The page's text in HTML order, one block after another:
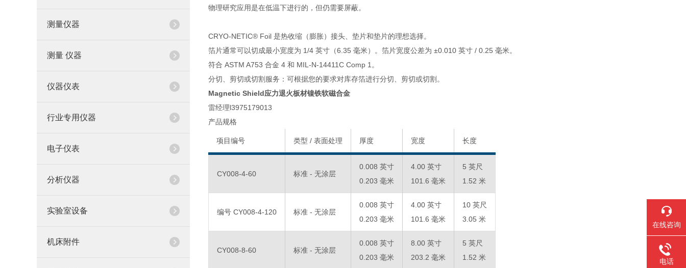
测量仪器
测量 仪器
仪器仪表
行业专用仪器
电子仪表
分析仪器
实验室设备
机床附件
物理研究应用是在低温下进行的，但仍需要屏蔽。
CRYO-NETIC® Foil 是热收缩（膨胀）接头、垫片和垫片的理想选择。
箔片通常可以切成最小宽度为 1/4 英寸（6.35 毫米）。箔片宽度公差为 ±0.010 英寸 / 0.25 毫米。
符合 ASTM A753 合金 4 和 MIL-N-14411C Comp 1。
分切、剪切或切割服务：可根据您的要求对库存箔进行分切、剪切或切割。
Magnetic Shield应力退火板材镍铁软磁合金
雷经理l3975179013
产品规格
项目编号 类型 / 表面处理 厚度 宽度 长度
CY008-4-60 标准 - 无涂层
0.008 英寸
0.203 毫米
4.00 英寸
101.6 毫米
5 英尺
1.52 米
编号 CY008-4-120 标准 - 无涂层
0.008 英寸
0.203 毫米
4.00 英寸
101.6 毫米
10 英尺
3.05 米
CY008-8-60 标准 - 无涂层
0.008 英寸
0.203 毫米
8.00 英寸
203.2 毫米
5 英尺
1.52 米
在线咨询
电话